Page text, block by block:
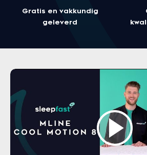
Gratis en vakkundig
geleverd